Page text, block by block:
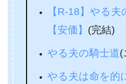
【R-18】やる夫
【安価】 (完結)
やる夫の騎士道(
やる夫は命を的